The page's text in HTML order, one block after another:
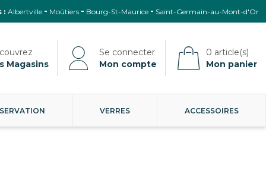
: Albertville Moûtiers Bourg-St-Maurice Saint-Germain-au-Mont-d'Or
Magasins Mon compte Mon panier
VERRES ACCESSOIRES